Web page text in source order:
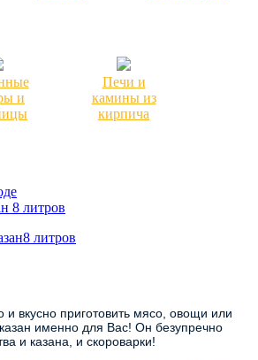
и
Печи и
камины из
кирпича
8 литров
и вкусно приготовить мясо, овощи или
именно для Вас! Он безупречно
и казана, и скороварки!